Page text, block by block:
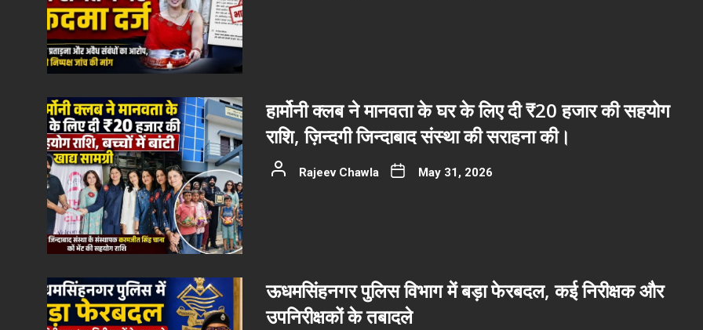
हार्मोनी क्लब ने मानवता के घर के लिए दी ₹20 हजार की सहयोग
राशि, ज़िन्दगी जिन्दाबाद संस्था की सराहना की।
Rajeev Chawla May 31, 2026
ऊधमसिंहनगर पुलिस विभाग में बड़ा फेरबदल, कई निरीक्षक और
उपनिरीक्षकों के तबादले